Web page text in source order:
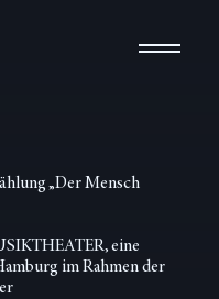
„Der Mensch
eine
im Rahmen der